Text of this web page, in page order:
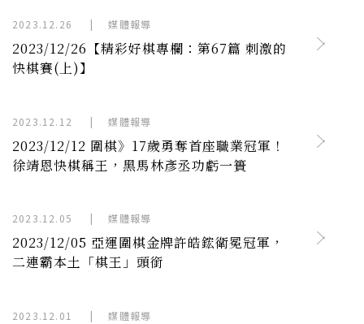
2023.12.26 | 媒體報導
2023/12/26【精彩好棋專欄：第67篇 刺激的
快棋賽(上)】
2023.12.12 | 媒體報導
2023/12/12 圍棋》17歲勇奪首座職業冠軍！
徐靖恩快棋稱王，黑馬林彥丞功虧一簣
2023.12.05 | 媒體報導
2023/12/05 亞運圍棋金牌許皓鋐衛冕冠軍，
二連霸本土「棋王」頭銜
2023.12.01 | 媒體報導